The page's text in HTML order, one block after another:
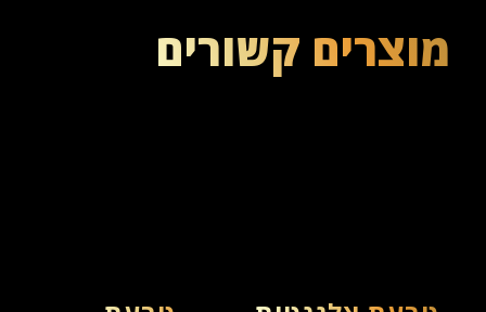
מוצרים קשורים